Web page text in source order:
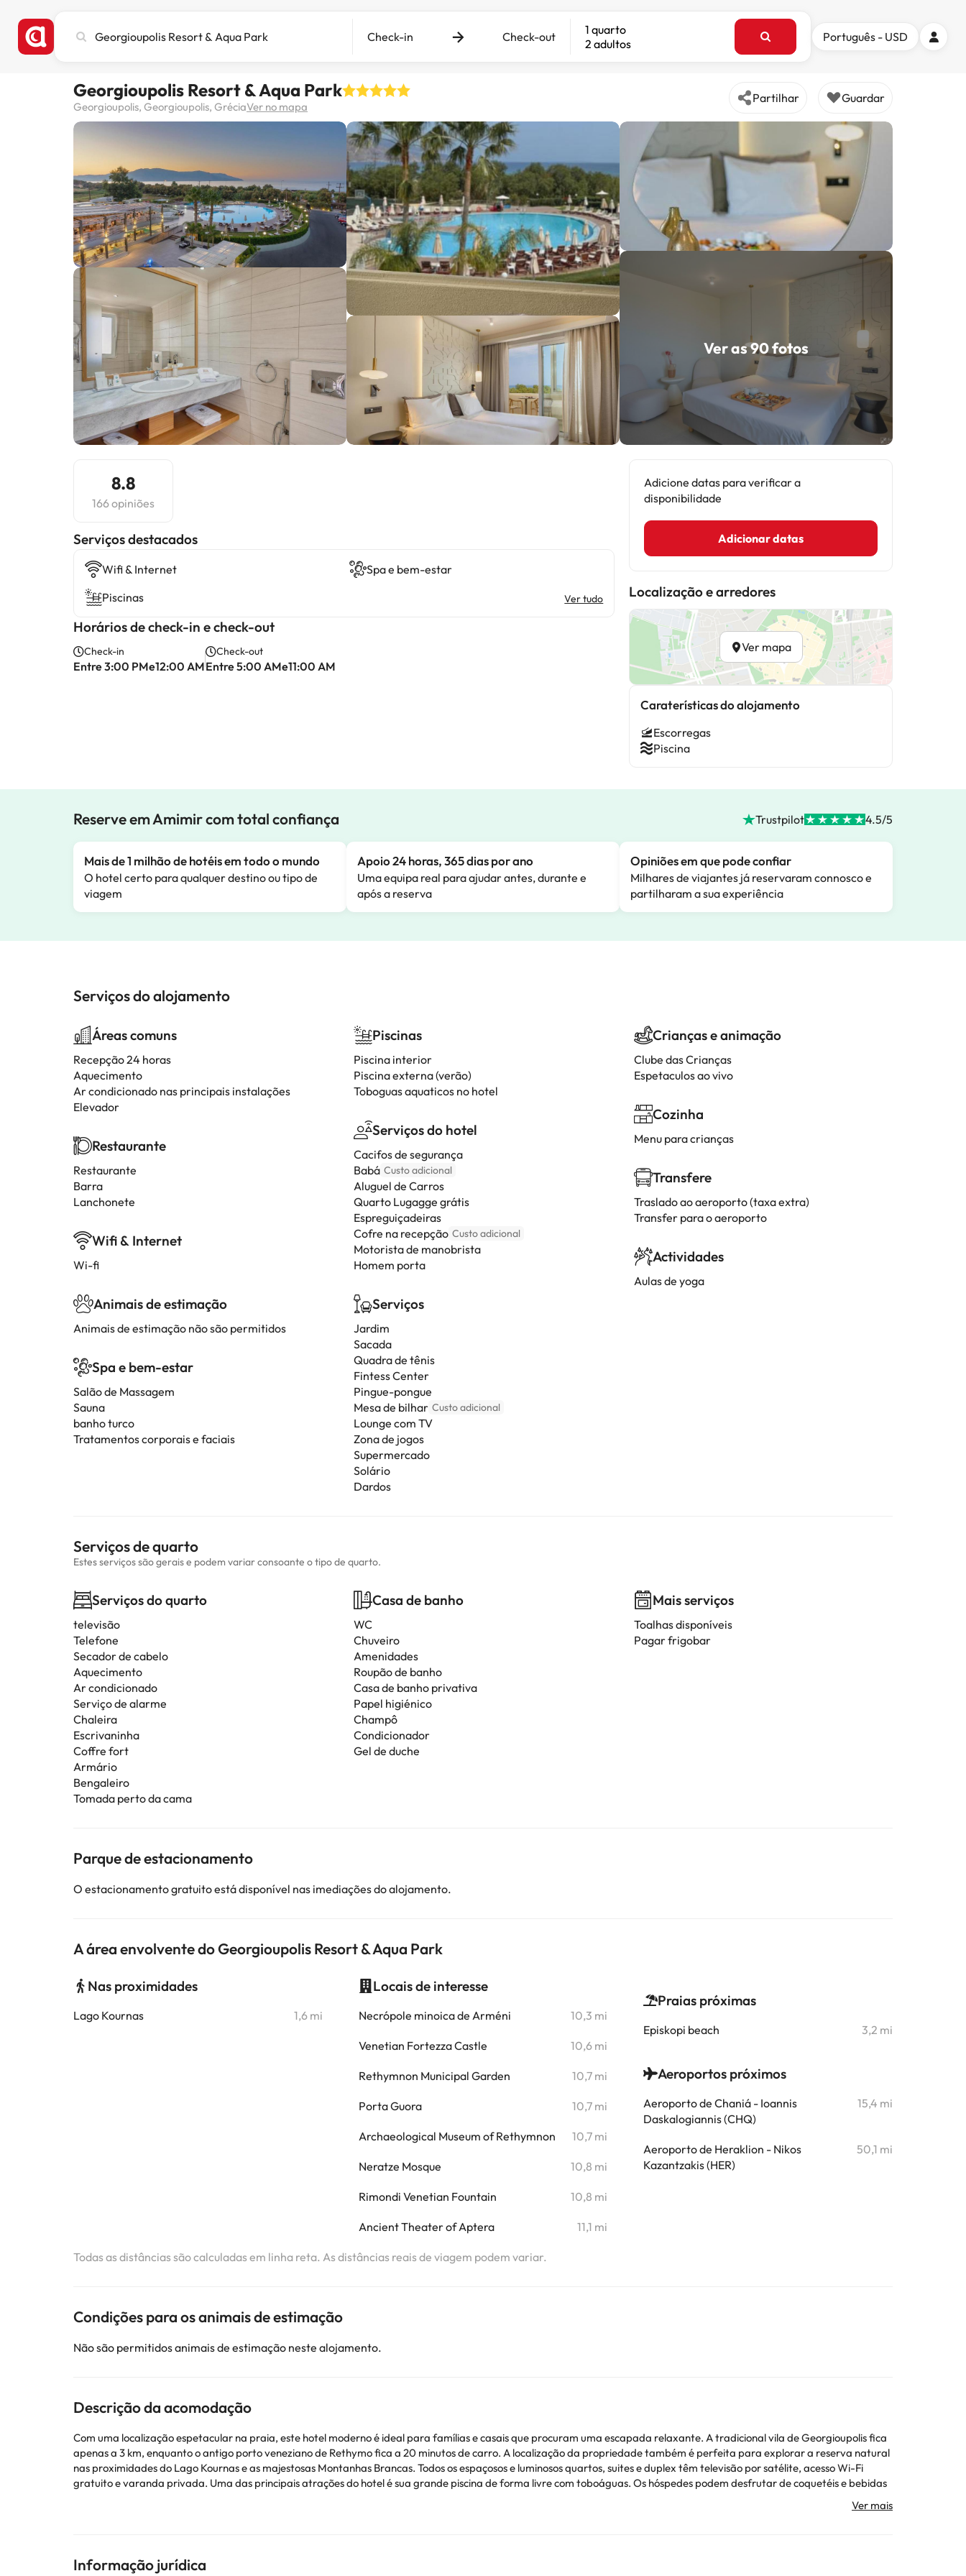
cidade,
destino
Check-in Check-out
1 quarto
2 adultos
Português - USD
Georgioupolis Resort & Aqua Park
Georgioupolis, Georgioupolis, GréciaVer no mapa
Partilhar Guardar
Ver as 90 fotos
8.8
166 opiniões
Serviços destacados
Wifi & Internet
Spa e bem-estar
Piscinas
Ver tudo
Horários de check-in e check-out
Check-in
Entre 3:00 PMe12:00 AM
Check-out
Entre 5:00 AMe11:00 AM
Adicione datas para verificar a
disponibilidade
Adicionar datas
Localização e arredores
Ver mapa
Caraterísticas do alojamento
Escorregas
Piscina
Reserve em Amimir com total confiança Trustpilot 4.5/5
Mais de 1 milhão de hotéis em todo o mundo
O hotel certo para qualquer destino ou tipo de
viagem
Apoio 24 horas, 365 dias por ano
Uma equipa real para ajudar antes, durante e
após a reserva
Opiniões em que pode confiar
Milhares de viajantes já reservaram connosco e
partilharam a sua experiência
Serviços do alojamento
Áreas comuns
Recepção 24 horas
Aquecimento
Ar condicionado nas principais instalações
Elevador
Restaurante
Restaurante
Barra
Lanchonete
Wifi & Internet
Wi-fi
Animais de estimação
Animais de estimação não são permitidos
Spa e bem-estar
Salão de Massagem
Sauna
banho turco
Tratamentos corporais e faciais
Piscinas
Piscina interior
Piscina externa (verão)
Toboguas aquaticos no hotel
Serviços do hotel
Cacifos de segurança
Babá Custo adicional
Aluguel de Carros
Quarto Lugagge grátis
Espreguiçadeiras
Cofre na recepção Custo adicional
Motorista de manobrista
Homem porta
Serviços
Jardim
Sacada
Quadra de tênis
Fintess Center
Pingue-pongue
Mesa de bilhar Custo adicional
Lounge com TV
Zona de jogos
Supermercado
Solário
Dardos
Crianças e animação
Clube das Crianças
Espetaculos ao vivo
Cozinha
Menu para crianças
Transfere
Traslado ao aeroporto (taxa extra)
Transfer para o aeroporto
Actividades
Aulas de yoga
Serviços de quarto
Estes serviços são gerais e podem variar consoante o tipo de quarto.
Serviços do quarto
televisão
Telefone
Secador de cabelo
Aquecimento
Ar condicionado
Serviço de alarme
Chaleira
Escrivaninha
Coffre fort
Armário
Bengaleiro
Tomada perto da cama
Casa de banho
WC
Chuveiro
Amenidades
Roupão de banho
Casa de banho privativa
Papel higiénico
Champô
Condicionador
Gel de duche
Mais serviços
Toalhas disponíveis
Pagar frigobar
Parque de estacionamento
O estacionamento gratuito está disponível nas imediações do alojamento.
A área envolvente do Georgioupolis Resort & Aqua Park
Nas proximidades
Lago Kournas 1,6 mi
Locais de interesse
Necrópole minoica de Arméni 10,3 mi
Venetian Fortezza Castle 10,6 mi
Rethymnon Municipal Garden 10,7 mi
Porta Guora 10,7 mi
Archaeological Museum of Rethymnon 10,7 mi
Neratze Mosque 10,8 mi
Rimondi Venetian Fountain 10,8 mi
Ancient Theater of Aptera 11,1 mi
Praias próximas
Episkopi beach 3,2 mi
Aeroportos próximos
Aeroporto de Chaniá - Ioannis
Daskalogiannis (CHQ)
15,4 mi
Aeroporto de Heraklion - Nikos
Kazantzakis (HER)
50,1 mi
Todas as distâncias são calculadas em linha reta. As distâncias reais de viagem podem variar.
Condições para os animais de estimação
Não são permitidos animais de estimação neste alojamento.
Descrição da acomodação
Com uma localização espetacular na praia, este hotel moderno é ideal para famílias e casais que procuram uma escapada relaxante. A tradicional vila de Georgioupolis fica
apenas a 3 km, enquanto o antigo porto veneziano de Rethymo fica a 20 minutos de carro. A localização da propriedade também é perfeita para explorar a reserva natural
nas proximidades do Lago Kournas e as majestosas Montanhas Brancas. Todos os espaçosos e luminosos quartos, suites e duplex têm televisão por satélite, acesso Wi-Fi
gratuito e varanda privada. Uma das principais atrações do hotel é sua grande piscina de forma livre com toboáguas. Os hóspedes podem desfrutar de coquetéis e bebidas
Alguns dos serviços detalhados podem ser pagos. Você pode verificar as tarifas diretamente no estabelecimento. Esta informação está sujeita a alterações pelo alojamento.
Informação jurídica